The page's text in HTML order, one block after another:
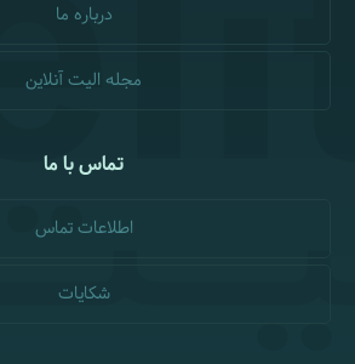
درباره ما
مجله الیت آنلاین
تماس با ما
اطلاعات تماس
شکایات